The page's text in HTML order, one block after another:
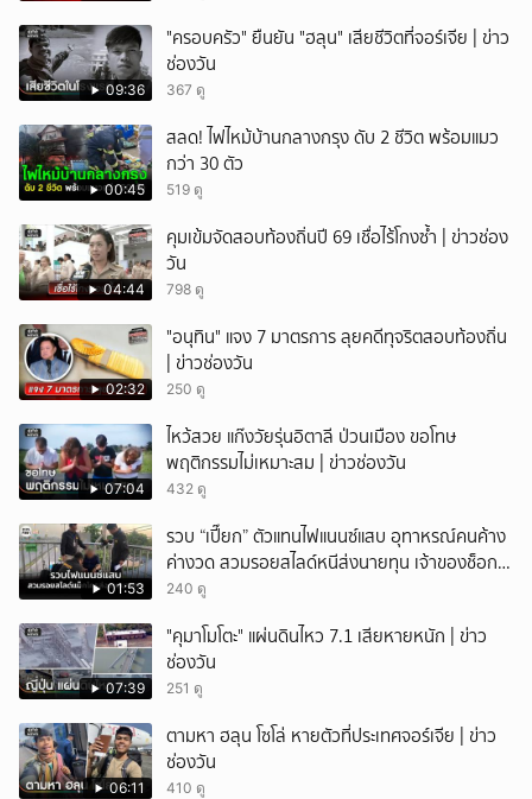
09:36
"ครอบครัว" ยืนยัน "ฮลุน" เสียชีวิตที่จอร์เจีย | ข่าว
ช่องวัน
367 ดู
00:45
สลด! ไฟไหม้บ้านกลางกรุง ดับ 2 ชีวิต พร้อมแมว
กว่า 30 ตัว
519 ดู
04:44
คุมเข้มจัดสอบท้องถิ่นปี 69 เชื่อไร้โกงซ้ำ | ข่าวช่อง
วัน
798 ดู
02:32
"อนุทิน" แจง 7 มาตรการ ลุยคดีทุจริตสอบท้องถิ่น
| ข่าวช่องวัน
250 ดู
07:04
ไหว้สวย แก๊งวัยรุ่นอิตาลี ป่วนเมือง ขอโทษ
พฤติกรรมไม่เหมาะสม | ข่าวช่องวัน
432 ดู
01:53
รวบ “เปี๊ยก” ตัวแทนไฟแนนซ์แสบ อุทาหรณ์คนค้าง
ค่างวด สวมรอยสไลด์หนีส่งนายทุน เจ้าของช็อก
หนี้ยังอยู่ - รถปลิว เสียหายกว่า 600,000 บาท
240 ดู
07:39
"คุมาโมโตะ" แผ่นดินไหว 7.1 เสียหายหนัก | ข่าว
ช่องวัน
251 ดู
06:11
ตามหา ฮลุน โซโล่ หายตัวที่ประเทศจอร์เจีย | ข่าว
ช่องวัน
410 ดู